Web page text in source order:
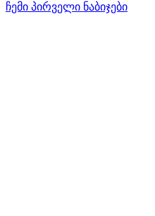
ჩემი პირველი ნაბიჯები